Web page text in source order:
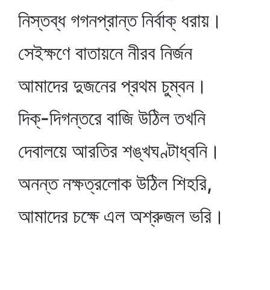
নিস্তব্ধ গগনপ্রান্ত নির্বাক্‌ ধরায়।
সেইক্ষণে বাতায়নে নীরব নির্জন
আমাদের দুজনের প্রথম চুম্বন।
দিক্‌-দিগন্তরে বাজি উঠিল তখনি
দেবালয়ে আরতির শঙ্খঘণ্টাধ্বনি।
অনন্ত নক্ষত্রলোক উঠিল শিহরি,
আমাদের চক্ষে এল অশ্রুজল ভরি।